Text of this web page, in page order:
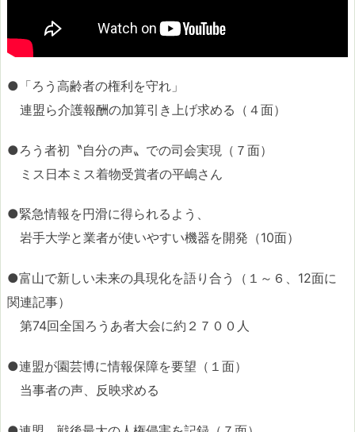
●「ろう高齢者の権利を守れ」
連盟ら介護報酬の加算引き上げ求める（４面）
●ろう者初〝自分の声〟での司会実現（７面）
ミス日本ミス着物受賞者の平嶋さん
●緊急情報を円滑に得られるよう、
岩手大学と業者が使いやすい機器を開発（10面）
●富山で新しい未来の具現化を語り合う（１～６、12面に
関連記事）
第74回全国ろうあ者大会に約２７００人
●連盟が園芸博に情報保障を要望（１面）
当事者の声、反映求める